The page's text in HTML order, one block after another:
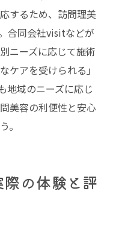
するため、訪問理美
合同会社visitなどが
ニーズに応じて施術
ケアを受けられる」
地域のニーズに応じ
美容の利便性と安心
。
の体験と評